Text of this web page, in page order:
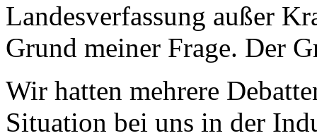
Landesverfassung außer
Grund meiner Frage. Der
Wir hatten mehrere
Situation bei uns in der